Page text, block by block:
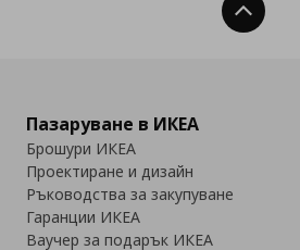
Нагоре
Пазаруване в ИКЕА
Брошури ИКЕА
Проектиране и дизайн
Ръководства за закупуване
Гаранции ИКЕА
Ваучер за подарък ИКЕА